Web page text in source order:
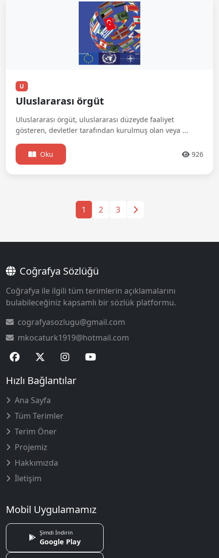
U
Uluslararası örgüt
Uluslararası örgüt, uluslararası düzeyde faaliyet
gösteren, devletler tarafından kurulmuş olan veya ...
Oku 926
1 2 3
Coğrafya Sözlüğü
Coğrafya ile ilgili tüm terimlerin açıklamalarını
bulabileceğiniz kapsamlı bir sözlük platformu.
cografyasozlugu@gmail.com
mkocaturk1919@hotmail.com
Hızlı Bağlantılar
Ana Sayfa
Tüm Terimler
Terim Öner
Projemiz
Hakkımızda
İletişim
Mobil Uygulamamız
Şimdi İndirin
Google Play